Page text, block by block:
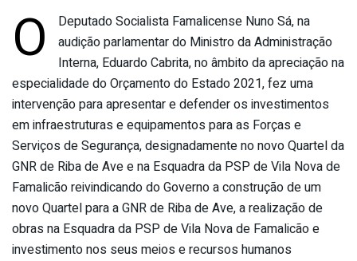
O
Deputado Socialista Famalicense Nuno Sá, na
audição parlamentar do Ministro da Administração
Interna, Eduardo Cabrita, no âmbito da apreciação na
especialidade do Orçamento do Estado 2021, fez uma
intervenção para apresentar e defender os investimentos
em infraestruturas e equipamentos para as Forças e
Serviços de Segurança, designadamente no novo Quartel da
GNR de Riba de Ave e na Esquadra da PSP de Vila Nova de
Famalicão reivindicando do Governo a construção de um
novo Quartel para a GNR de Riba de Ave, a realização de
obras na Esquadra da PSP de Vila Nova de Famalicão e
investimento nos seus meios e recursos humanos